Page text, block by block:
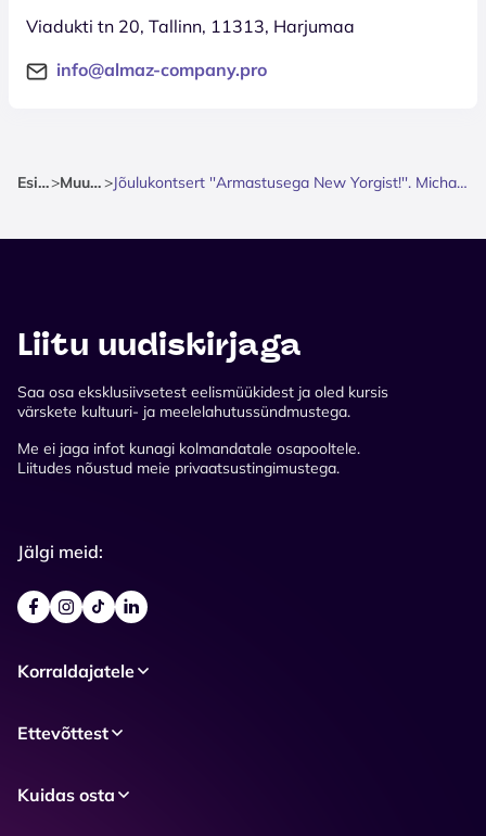
Viadukti tn 20, Tallinn, 11313, Harjumaa
info@almaz-company.pro
Esileht> Muusika > Jõulukontsert ''Armastusega New Yorgist!''. Michael Bulychev-Okser
Liitu uudiskirjaga
Saa osa eksklusiivsetest eelismüükidest ja oled kursis
värskete kultuuri- ja meelelahutussündmustega.
Me ei jaga infot kunagi kolmandatale osapooltele.
Liitudes nõustud meie privaatsustingimustega.
Jälgi meid:
Korraldajatele
Ettevõttest
Kuidas osta